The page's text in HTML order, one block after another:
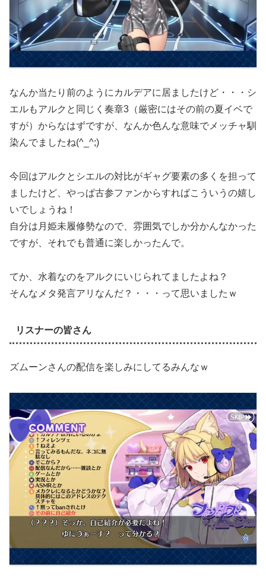
なんか当たり前のようにカルデアに居ましたけど・・・シ
エルもアルクと同じく奏章3（厳密にはその前の夏イベで
すが）からなはずですが、なんか色んな意味でメッチャ馴
染んでましたね(^_^;)
今回はアルクとシエルの対比がギャグ要素の多くを担って
ましたけど、やっぱ古参ファンからすればこういうの嬉し
いでしょうね！
自分は月姫未履修勢なので、雰囲気でしか分かんなかった
ですが、それでも普通に楽しかったんで。
てか、水着なのをアルクにいじられてましたよね？
そんなメタ発言アリなんだ？・・・って思いましたｗ
リスナーの皆さん
ズムーンさんの配信を楽しみにしてるみんなｗ